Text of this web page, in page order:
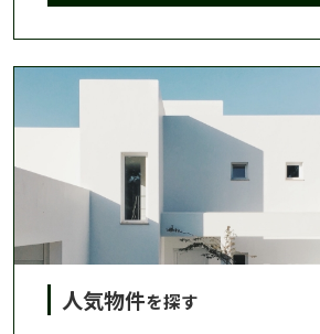
人気物件を探す